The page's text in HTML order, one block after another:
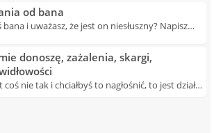
od bana
bana i uważasz, że jest on niesłuszny? Napisz
donoszę, zażalenia, skargi,
coś nie tak i chciałbyś to nagłośnić, to jest dział